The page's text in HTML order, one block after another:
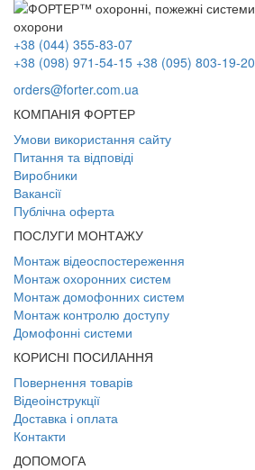
+38 (044) 355-83-07
+38 (098) 971-54-15 +38 (095) 803-19-20
orders@forter.com.ua
КОМПАНІЯ ФОРТЕР
Умови використання сайту
Питання та відповіді
Виробники
Вакансії
Публічна оферта
ПОСЛУГИ МОНТАЖУ
Монтаж відеоспостереження
Монтаж охоронних систем
Монтаж домофонних систем
Монтаж контролю доступу
Домофонні системи
КОРИСНІ ПОСИЛАННЯ
Повернення товарів
Відеоінструкції
Доставка і оплата
Контакти
ДОПОМОГА